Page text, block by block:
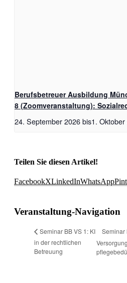
Berufsbetreuer Ausbildung
8 (Zoomveranstaltung):
24. September 2026bis1.
Teilen Sie diesen Artikel!
FacebookXLinkedInWhatsApp
Veranstaltung-Navigation
Seminar BB VS 1: KI
in der rechtlichen
Betreuung
Seminar